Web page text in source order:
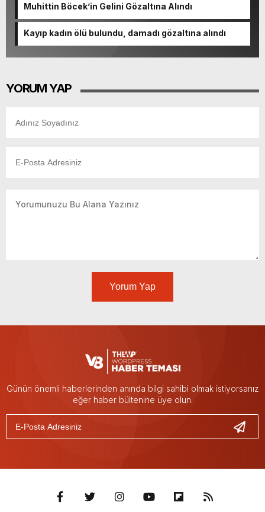
Muhittin Böcek’in Gelini Gözaltına Alındı
Kayıp kadın ölü bulundu, damadı gözaltına alındı
YORUM YAP
Yorum Yap
Günün önemli haberlerinden anında bilgi sahibi olmak istiyorsanız
eğer haber bültenine üye olun.